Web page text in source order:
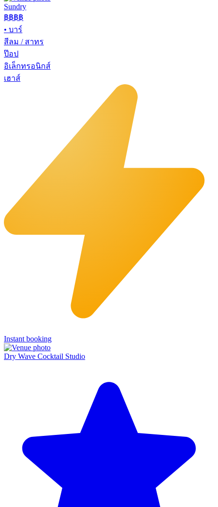
Sundry
฿฿฿฿
• บาร์
สีลม / สาทร
ป๊อป
อิเล็กทรอนิกส์
เฮาส์
Instant booking
Dry Wave Cocktail Studio